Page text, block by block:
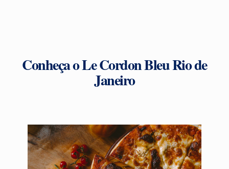
Conheça o Le Cordon Bleu Rio de
Janeiro